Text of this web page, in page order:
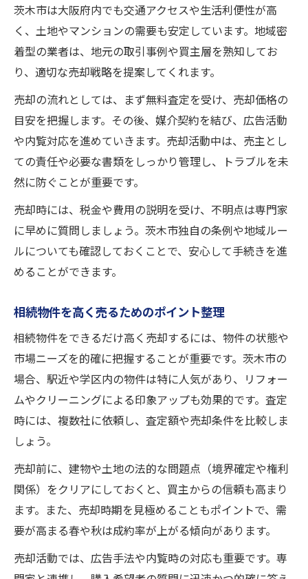
茨木市は大阪府内でも交通アクセスや生活利便性が高
く、土地やマンションの需要も安定しています。地域密
着型の業者は、地元の取引事例や買主層を熟知してお
り、適切な売却戦略を提案してくれます。
売却の流れとしては、まず無料査定を受け、売却価格の
目安を把握します。その後、媒介契約を結び、広告活動
や内覧対応を進めていきます。売却活動中は、売主とし
ての責任や必要な書類をしっかり管理し、トラブルを未
然に防ぐことが重要です。
売却時には、税金や費用の説明を受け、不明点は専門家
に早めに質問しましょう。茨木市独自の条例や地域ルー
ルについても確認しておくことで、安心して手続きを進
めることができます。
相続物件を高く売るためのポイント整理
相続物件をできるだけ高く売却するには、物件の状態や
市場ニーズを的確に把握することが重要です。茨木市の
場合、駅近や学区内の物件は特に人気があり、リフォー
ムやクリーニングによる印象アップも効果的です。査定
時には、複数社に依頼し、査定額や売却条件を比較しま
しょう。
売却前に、建物や土地の法的な問題点（境界確定や権利
関係）をクリアにしておくと、買主からの信頼も高まり
ます。また、売却時期を見極めることもポイントで、需
要が高まる春や秋は成約率が上がる傾向があります。
売却活動では、広告手法や内覧時の対応も重要です。専